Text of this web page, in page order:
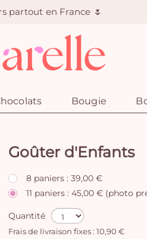
partout en France 🌷
Bougie
Goûter d'Enfants
8 paniers : 39,00 €
11 paniers : 45,00 € (photo
Quantité
Frais de livraison fixes : 10,90 €